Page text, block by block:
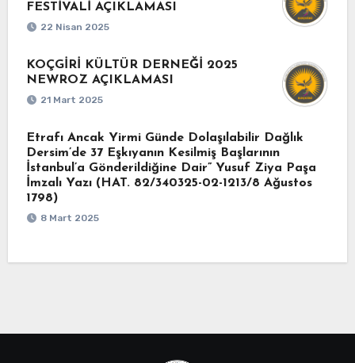
FESTİVALİ AÇIKLAMASI
22 Nisan 2025
KOÇGİRİ KÜLTÜR DERNEĞİ 2025
NEWROZ AÇIKLAMASI
21 Mart 2025
Etrafı Ancak Yirmi Günde Dolaşılabilir Dağlık
Dersim’de 37 Eşkıyanın Kesilmiş Başlarının
İstanbul’a Gönderildiğine Dair” Yusuf Ziya Paşa
İmzalı Yazı (HAT. 82/340325-02-1213/8 Ağustos
1798)
8 Mart 2025